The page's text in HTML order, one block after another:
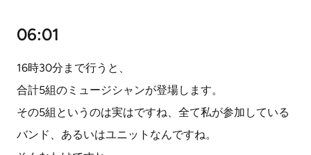
06:01
16時30分まで行うと、
合計5組のミュージシャンが登場します。
その5組というのは実はですね、全て私が参加している
バンド、あるいはユニットなんですね。